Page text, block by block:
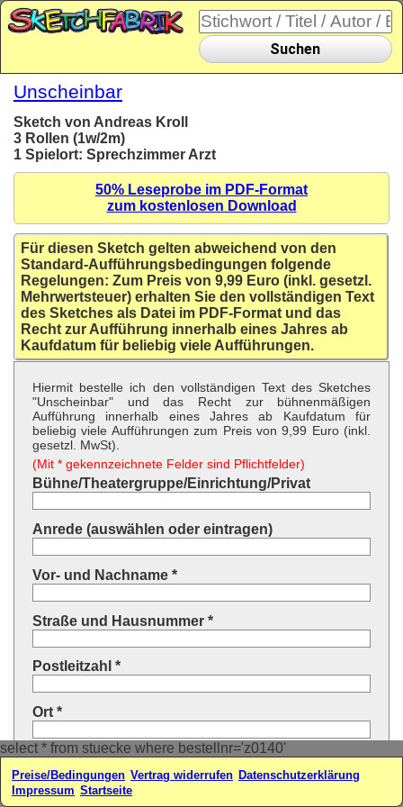
select * from stuecke where bestellnr='z0140'
Suchen
Unscheinbar
Sketch von Andreas Kroll
3 Rollen (1w/2m)
1 Spielort: Sprechzimmer Arzt
50% Leseprobe im PDF-Format
zum kostenlosen Download
Für diesen Sketch gelten abweichend von den
Standard-Aufführungsbedingungen folgende
Regelungen: Zum Preis von 9,99 Euro (inkl. gesetzl.
Mehrwertsteuer) erhalten Sie den vollständigen Text
des Sketches als Datei im PDF-Format und das
Recht zur Aufführung innerhalb eines Jahres ab
Kaufdatum für beliebig viele Aufführungen.
Hiermit bestelle ich den vollständigen Text des Sketches
"Unscheinbar" und das Recht zur bühnenmäßigen
Aufführung innerhalb eines Jahres ab Kaufdatum für
beliebig viele Aufführungen zum Preis von 9,99 Euro (inkl.
gesetzl. MwSt).
(Mit * gekennzeichnete Felder sind Pflichtfelder)
Bühne/Theatergruppe/Einrichtung/Privat
Anrede (auswählen oder eintragen)
Vor- und Nachname *
Straße und Hausnummer *
Postleitzahl *
Ort *
Land * (auswählen oder eintragen)
Ihre E-Mail-Adresse*
Preise/Bedingungen Vertrag widerrufen Datenschutzerklärung
Impressum Startseite